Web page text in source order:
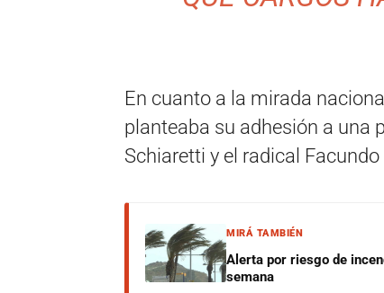
En cuanto a la mirada
planteaba su adhesión a una
Schiaretti y el radical
MIRÁ TAMBIÉN
Alerta por riesgo de
semana